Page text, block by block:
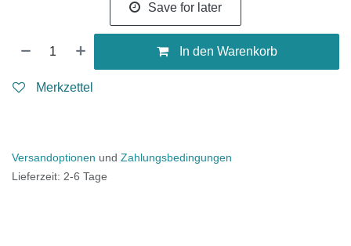
Save for later
In den Warenkorb
Merkzettel
Versandoptionen und Zahlungsbedingungen
Lieferzeit: 2-6 Tage